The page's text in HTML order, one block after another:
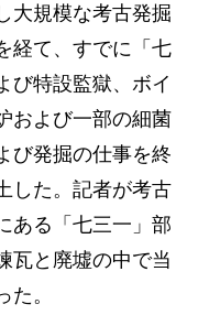
大規模な考古発掘
経て、すでに「七
び特設監獄、ボイ
および一部の細菌
び発掘の仕事を終
した。記者が考古
ある「七三一」部
瓦と廃墟の中で当
。